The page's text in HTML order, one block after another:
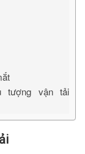
tượng vận tải